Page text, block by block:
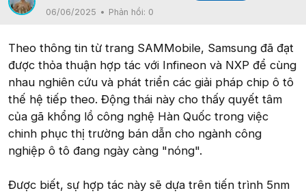
06/06/2025
Phản hồi: 0
Theo thông tin từ trang SAMMobile, Samsung đã đạt
được thỏa thuận hợp tác với Infineon và NXP để cùng
nhau nghiên cứu và phát triển các giải pháp chip ô tô
thế hệ tiếp theo. Động thái này cho thấy quyết tâm
của gã khổng lồ công nghệ Hàn Quốc trong việc
chinh phục thị trường bán dẫn cho ngành công
nghiệp ô tô đang ngày càng "nóng".
Được biết, sự hợp tác này sẽ dựa trên tiến trình 5nm